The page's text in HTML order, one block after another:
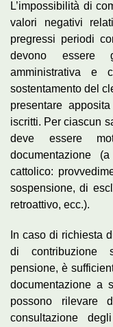
L’impossibilità di
valori negativi
pregressi periodi
devono essere
amministrativa e
sostentamento del
presentare
iscritti. Per ciascun
deve essere
documentazione
cattolico:
sospensione, di
retroattivo, ecc.).
In caso di richiesta
di contribuzione
pensione, è
documentazione a
possono rilevare
consultazione